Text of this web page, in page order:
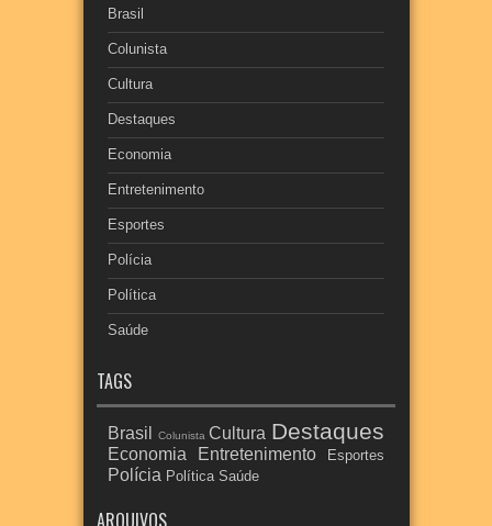
Brasil
Colunista
Cultura
Destaques
Economia
Entretenimento
Esportes
Polícia
Política
Saúde
TAGS
Brasil Colunista Cultura Destaques
Economia Entretenimento Esportes
Polícia Política Saúde
ARQUIVOS